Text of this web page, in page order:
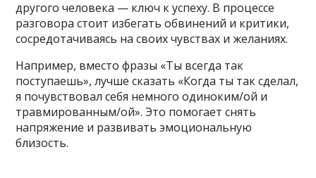
другого человека — ключ к успеху. В процессе
разговора стоит избегать обвинений и критики,
сосредотачиваясь на своих чувствах и желаниях.
Например, вместо фразы «Ты всегда так
поступаешь», лучше сказать «Когда ты так сделал,
я почувствовал себя немного одиноким/ой и
травмированным/ой». Это помогает снять
напряжение и развивать эмоциональную
близость.